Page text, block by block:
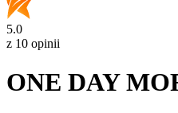
5.0
z 10 opinii
ONE DAY